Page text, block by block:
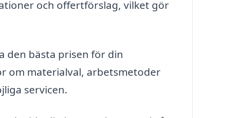
och offertförslag, vilket gör
den bästa prisen för din
om materialval, arbetsmetoder
servicen.